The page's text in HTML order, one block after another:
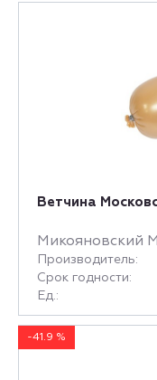
Ветчина
Микояновский
Производитель:
Срок годности:
Ед.:
-41.9 %